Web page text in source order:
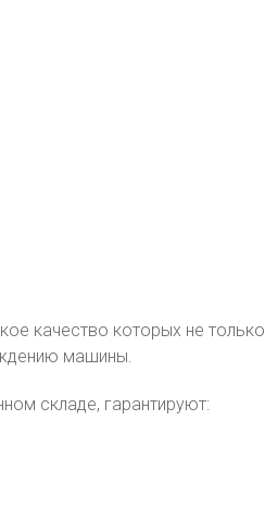
качество которых не только
машины.
складе, гарантируют: